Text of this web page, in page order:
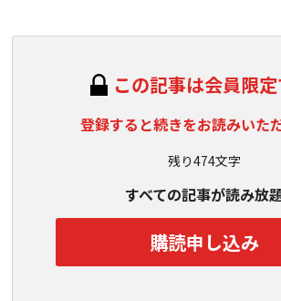
この記事は会員限
登録すると続きをお読みいた
残り474文字
すべての記事が読み放
購読申し込み